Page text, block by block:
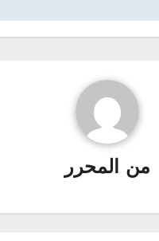
من المحرر